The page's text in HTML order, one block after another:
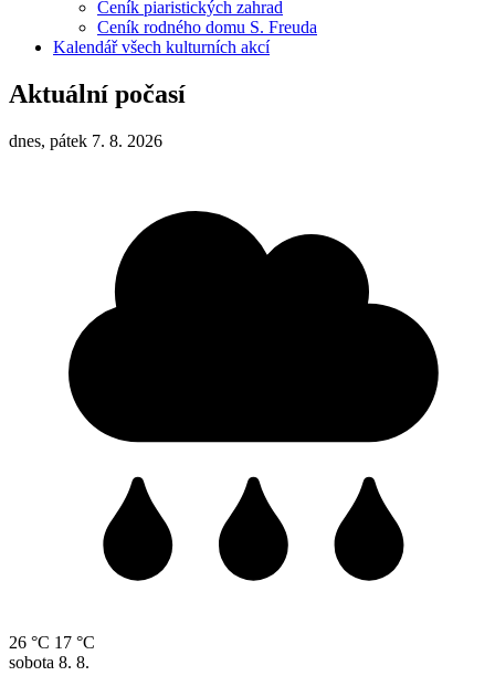
Ceník piaristických zahrad
Ceník rodného domu S. Freuda
Kalendář všech kulturních akcí
Aktuální počasí
dnes, pátek 7. 8. 2026
26 °C 17 °C
sobota 8. 8.